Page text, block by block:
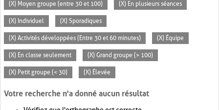
(X) Moyen groupe (entre 30 et 100) (X) En plusieurs séances
(X) Individuel (X) Sporadiques
(X) Activités développées (Entre 30 et 60 minutes) (X) Équipe
(X) En classe seulement (X) Grand groupe (> 100)
(X) Petit groupe (< 30) (X) Élevée
Votre recherche n'a donné aucun résultat